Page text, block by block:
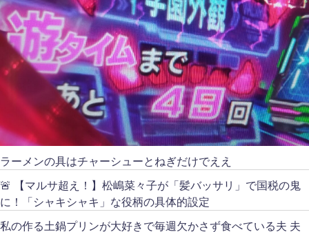
ラーメンの具はチャーシューとねぎだけでええ
🚨 【マルサ超え！】松嶋菜々子が「髪バッサリ」で国税の鬼
に！「シャキシャキ」な役柄の具体的設定
私の作る土鍋プリンが大好きで毎週欠かさず食べている夫 夫